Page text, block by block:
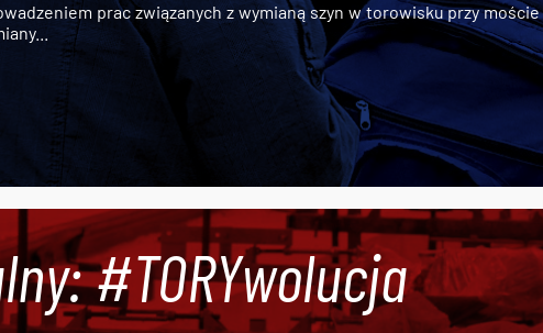
prac związanych z wymianą szyn w torowisku przy
#TORYwolucja